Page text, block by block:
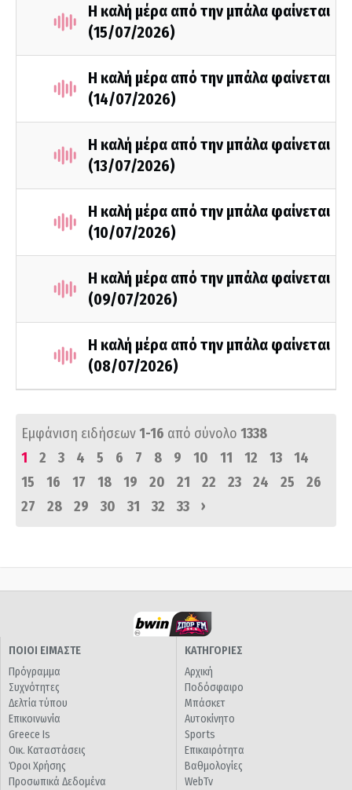
Η καλή μέρα από την μπάλα φαίνεται
(15/07/2026)
Η καλή μέρα από την μπάλα φαίνεται
(14/07/2026)
Η καλή μέρα από την μπάλα φαίνεται
(13/07/2026)
Η καλή μέρα από την μπάλα φαίνεται
(10/07/2026)
Η καλή μέρα από την μπάλα φαίνεται
(09/07/2026)
Η καλή μέρα από την μπάλα φαίνεται
(08/07/2026)
Εμφάνιση ειδήσεων1-16 από σύνολο 1338
1
2 3 4 5 6 7 8 9 10 11 12 13
14
15
16 17 18 19 20 21 22 23 24 25
26
27
28 29 30 31 32 33 ›
ΠΟΙΟΙ ΕΙΜΑΣΤΕ
Πρόγραμμα
Συχνότητες
Δελτία τύπου
Επικοινωνία
Greece Is
Οικ. Καταστάσεις
Όροι Χρήσης
Προσωπικά Δεδομένα
ΚΑΤΗΓΟΡΙΕΣ
Αρχική
Ποδόσφαιρο
Μπάσκετ
Αυτοκίνητο
Sports
Επικαιρότητα
Βαθμολογίες
WebTv